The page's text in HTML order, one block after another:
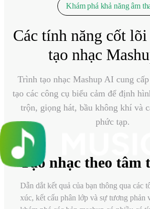
Khám phá khả năng âm
Các tính năng cốt
tạo nhạc
Trình tạo nhạc Mashup AI cung
tạo các công cụ biểu cảm để định
trộn, giọng hát, bầu không khí và
phức tạp.
Tạo nhạc theo tâm
Dẫn dắt kết quả của bạn thông qua các
xúc, kết cấu phân lớp và sự tương phản